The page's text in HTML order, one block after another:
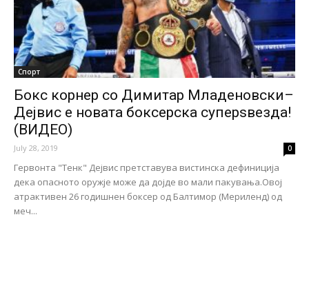
Спорт
Бокс корнер со Димитар Младеновски–
Дејвис e новата боксерска суперѕвезда!
(ВИДЕО)
July 28, 2019 0
Гервонта "Тенк" Дејвис прeтставува вистинска дефиниција
дека опасното оружје може да дојде во мали пакувања.Овој
атрактивен 26 годишнен боксер од Балтимор (Mериленд) од
меч...